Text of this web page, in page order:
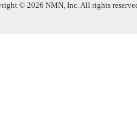
© 2026 NMN, Inc. All rights